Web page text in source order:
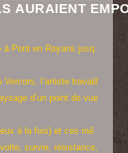
AURAIENT
à Pont en Royans jusq
Vercors, l’artiste travaill
d’un point de vue
à la fois) et ces mê
survie, résistance,